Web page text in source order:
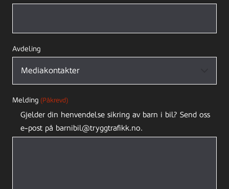
Avdeling
Melding (Påkrevd)
Gjelder din henvendelse sikring av barn i bil? Send oss
e-post på barnibil@tryggtrafikk.no.